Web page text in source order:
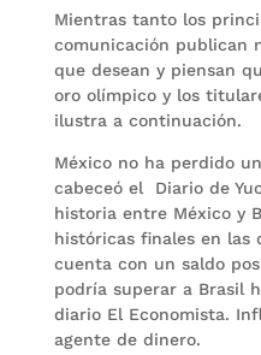
Mientras tanto los
comunicación publican
que desean y piensan
oro olímpico y los
ilustra a continuación.
México no ha perdido
cabeceó el Diario de
historia entre México y
históricas finales en las
cuenta con un saldo
podría superar a Brasil
diario El Economista.
agente de dinero.